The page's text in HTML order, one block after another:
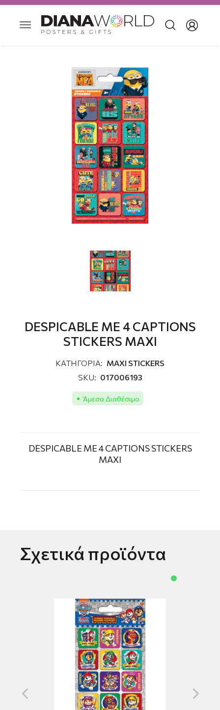
DESPICABLE ME 4 CAPTIONS
STICKERS MAXI
ΚΑΤΗΓΟΡΙΑ: MAXI STICKERS
SKU: 017006193
Άμεσα Διαθέσιμο
DESPICABLE ME 4 CAPTIONS STICKERS
MAXI
Σχετικά προϊόντα